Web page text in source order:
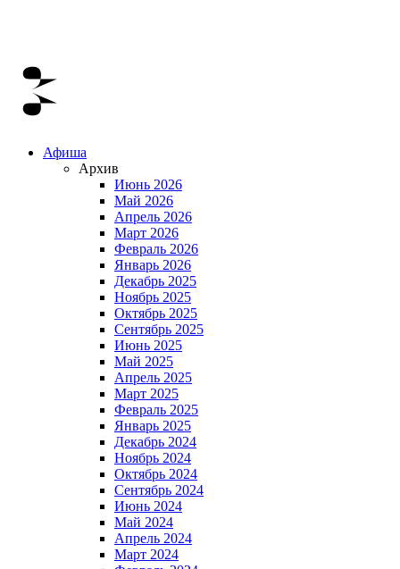
Афиша
Архив
Июнь 2026
Май 2026
Апрель 2026
Март 2026
Февраль 2026
Январь 2026
Декабрь 2025
Ноябрь 2025
Октябрь 2025
Сентябрь 2025
Июнь 2025
Май 2025
Апрель 2025
Март 2025
Февраль 2025
Январь 2025
Декабрь 2024
Ноябрь 2024
Октябрь 2024
Сентябрь 2024
Июнь 2024
Май 2024
Апрель 2024
Март 2024